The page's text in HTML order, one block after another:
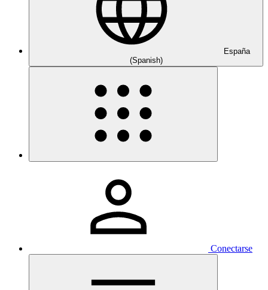
España
(Spanish)
Conectarse